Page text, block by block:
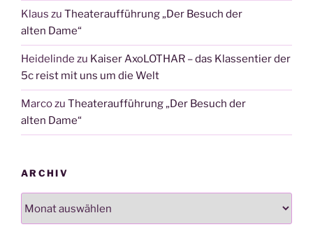
Klaus zu Theateraufführung „Der Besuch der
alten Dame“
Heidelinde zu Kaiser AxoLOTHAR – das Klassentier der
5c reist mit uns um die Welt
Marcozu Theateraufführung „Der Besuch der
alten Dame“
ARCHIV